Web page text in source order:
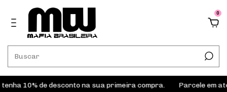
0
de desconto na sua primeira compra. Parcele em até 6x